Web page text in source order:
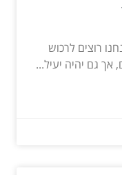
רוצים לרכוש
אך גם יהיה יעיל...